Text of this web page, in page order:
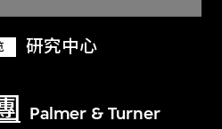
研究中心
Palmer & Turner
及二十一世纪视觉